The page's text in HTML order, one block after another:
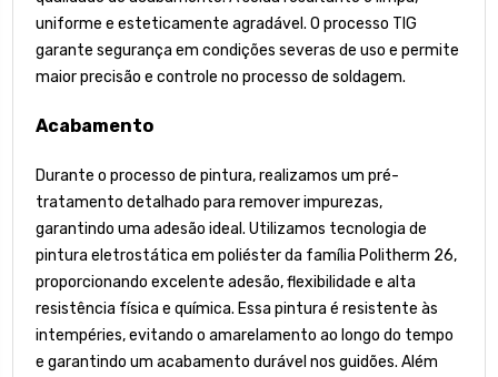
uniforme e esteticamente agradável. O processo TIG
garante segurança em condições severas de uso e permite
maior precisão e controle no processo de soldagem.
Acabamento
Durante o processo de pintura, realizamos um pré-
tratamento detalhado para remover impurezas,
garantindo uma adesão ideal. Utilizamos tecnologia de
pintura eletrostática em poliéster da família Politherm 26,
proporcionando excelente adesão, flexibilidade e alta
resistência física e química. Essa pintura é resistente às
intempéries, evitando o amarelamento ao longo do tempo
e garantindo um acabamento durável nos guidões. Além